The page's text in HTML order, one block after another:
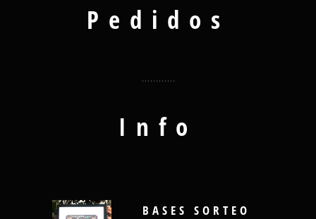
Pedidos
Info
BASES SORTEO